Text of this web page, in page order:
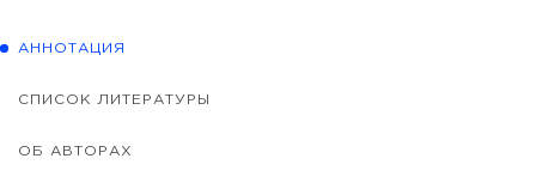
АННОТАЦИЯ
СПИСОК ЛИТЕРАТУРЫ
ОБ АВТОРАХ